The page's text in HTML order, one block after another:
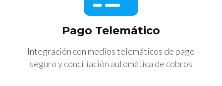
Pago Telemático
Integración con medios telemáticos de pago
seguro y conciliación automática de cobros